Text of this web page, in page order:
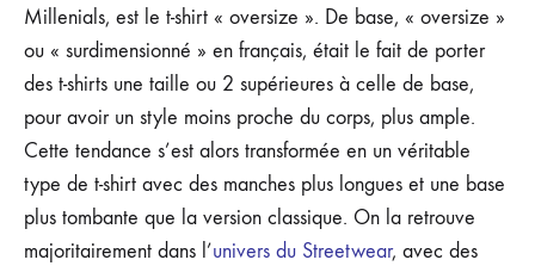
Millenials, est le t-shirt « oversize ». De base, « oversize »
ou « surdimensionné » en français, était le fait de porter
des t-shirts une taille ou 2 supérieures à celle de base,
pour avoir un style moins proche du corps, plus ample.
Cette tendance s’est alors transformée en un véritable
type de t-shirt avec des manches plus longues et une base
plus tombante que la version classique. On la retrouve
majoritairement dans l’univers du Streetwear, avec des